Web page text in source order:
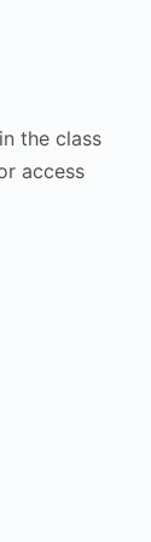
the class
access